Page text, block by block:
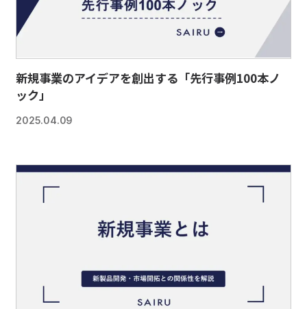
新規事業のアイデアを創出する「先行事例100本ノ
ック」
2025.04.09